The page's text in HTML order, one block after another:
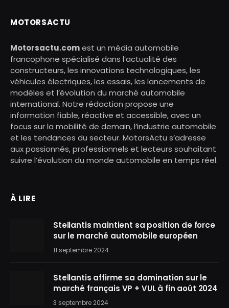
MOTORSACTU
Motorsactu.comest un média automobile
francophone spécialisé dans l’actualité des
constructeurs, les innovations technologiques, les
véhicules électriques, les essais, les lancements de
modèles et l’évolution du marché automobile
international. Notre rédaction propose une
information fiable, réactive et accessible, avec un
focus sur la mobilité de demain, l’industrie automobile
et les tendances du secteur. MotorsActu s’adresse
aux passionnés, professionnels et lecteurs souhaitant
suivre l’évolution du monde automobile en temps réel.
À LIRE
Stellantis maintient sa position de force
sur le marché automobile européen
11 septembre 2024
Stellantis affirme sa domination sur le
marché français VP + VUL à fin août 2024
3 septembre 2024